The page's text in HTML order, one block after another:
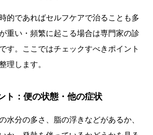
的であればセルフケアで治ることも多
重い・頻繁に起こる場合は専門家の診
す。ここではチェックすべきポイント
理します。
ト：便の状態・他の症状
水分の多さ、脂の浮きなどがあるか、